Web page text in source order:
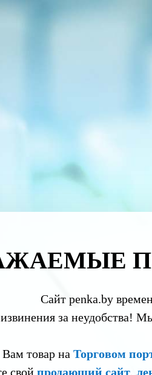
Сайт penka.by
за неудобства!
товар на Торговом
свой продающий сайт,